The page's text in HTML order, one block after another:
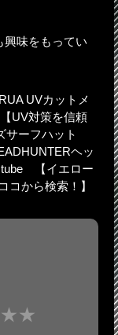
興味をもってい
UVカットメ
UV対策を信頼
サーフハット
ヘッ
tube 【イエロー
コから検索！】